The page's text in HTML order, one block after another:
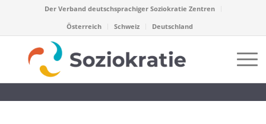
Der Verband deutschsprachiger Soziokratie Zentren
Österreich
Schweiz Deutschland